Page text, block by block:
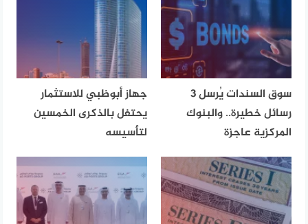
سوق السندات يُرسل 3
رسائل خطيرة.. والبنوك
المركزية عاجزة
جهاز أبوظبي للاستثمار
يحتفل بالذكرى الخمسين
لتأسيسه